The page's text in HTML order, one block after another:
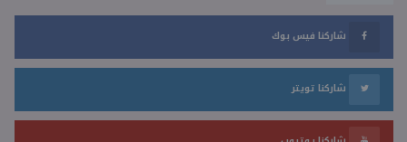
شاركنا فيس بوك
شاركنا تويتر